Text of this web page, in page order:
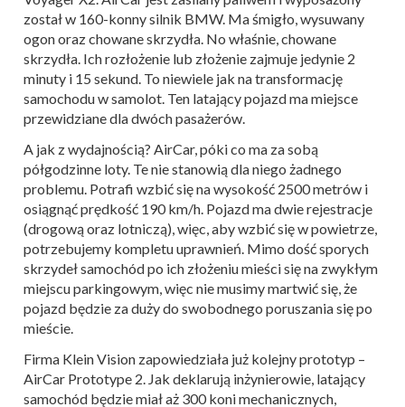
został w 160-konny silnik BMW. Ma śmigło, wysuwany
ogon oraz chowane skrzydła. No właśnie, chowane
skrzydła. Ich rozłożenie lub złożenie zajmuje jedynie 2
minuty i 15 sekund. To niewiele jak na transformację
samochodu w samolot. Ten latający pojazd ma miejsce
przewidziane dla dwóch pasażerów.
A jak z wydajnością? AirCar, póki co ma za sobą
półgodzinne loty. Te nie stanowią dla niego żadnego
problemu. Potrafi wzbić się na wysokość 2500 metrów i
osiągnąć prędkość 190 km/h. Pojazd ma dwie rejestracje
(drogową oraz lotniczą), więc, aby wzbić się w powietrze,
potrzebujemy kompletu uprawnień. Mimo dość sporych
skrzydeł samochód po ich złożeniu mieści się na zwykłym
miejscu parkingowym, więc nie musimy martwić się, że
pojazd będzie za duży do swobodnego poruszania się po
mieście.
Firma Klein Vision zapowiedziała już kolejny prototyp –
AirCar Prototype 2. Jak deklarują inżynierowie, latający
samochód będzie miał aż 300 koni mechanicznych,